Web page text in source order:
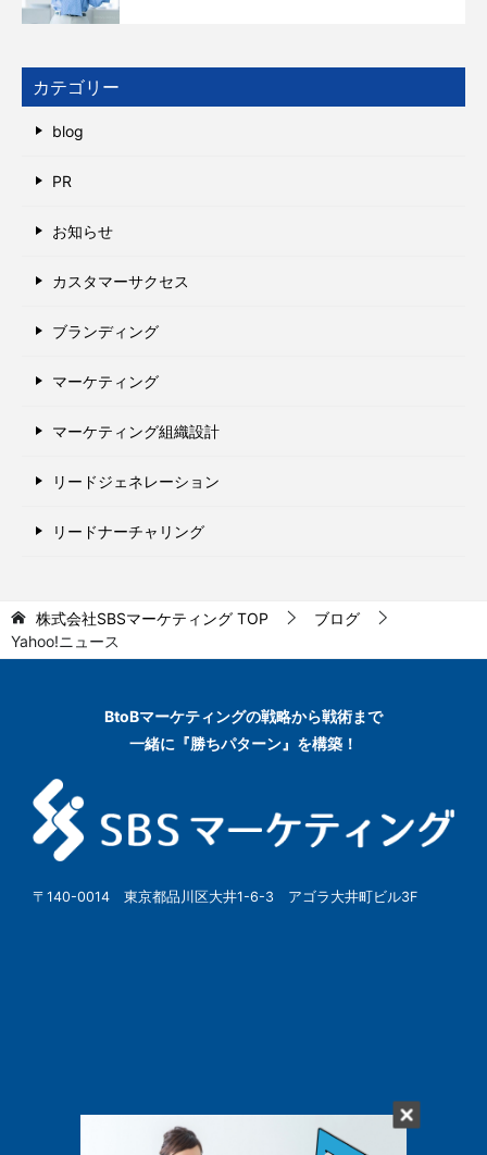
カテゴリー
blog
PR
お知らせ
カスタマーサクセス
ブランディング
マーケティング
マーケティング組織設計
リードジェネレーション
リードナーチャリング
株式会社SBSマーケティング TOP
ブログ
Yahoo!ニュース
BtoBマーケティングの戦略から戦術まで
一緒に『勝ちパターン』を構築！
〒140-0014 東京都品川区大井1-6-3 アゴラ大井町ビル3F